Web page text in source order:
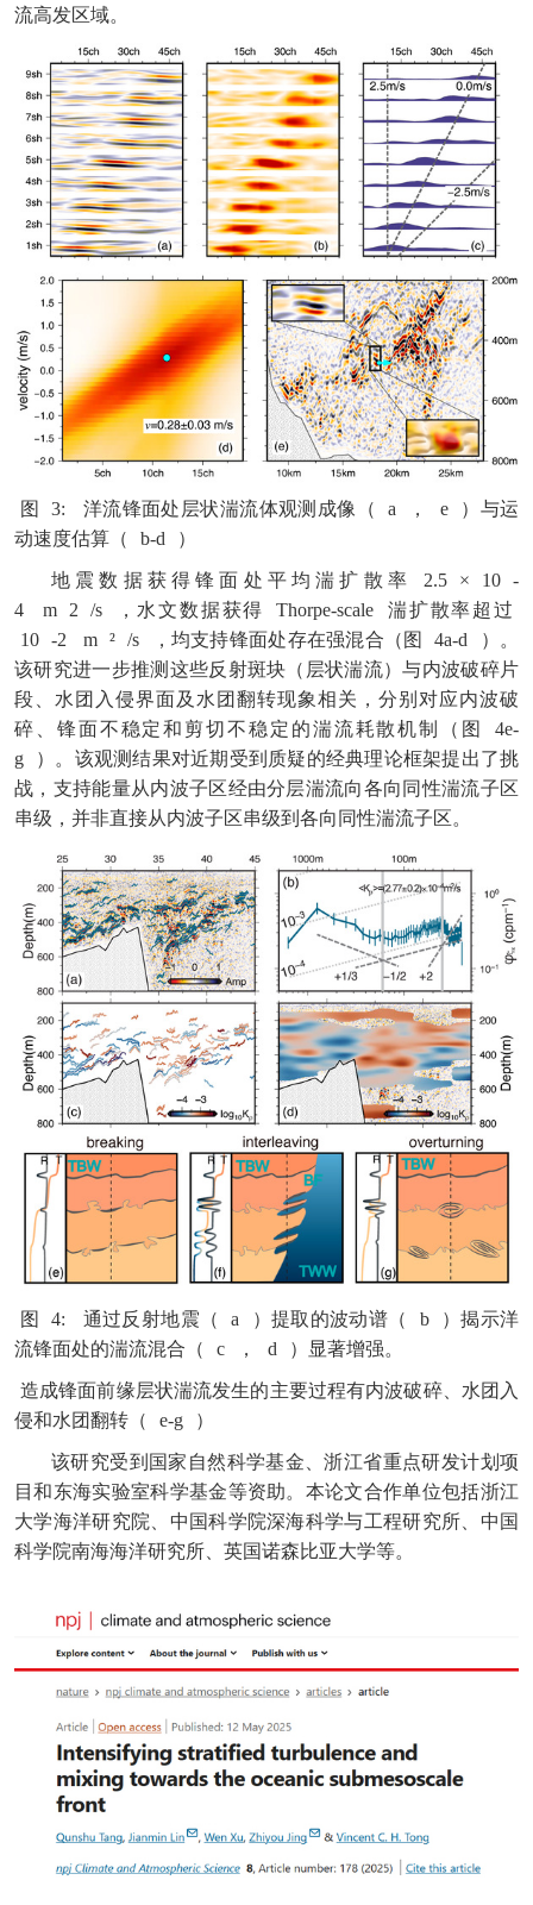
流高发区域。
图 3: 洋流锋面处层状湍流体观测成像（ a ， e
）与运
动速度估算（
b-d ）
地震数据获得锋面处平均湍扩散率 2.5 × 10 -
4
m 2 /s ，水文数据获得 Thorpe-scale
湍扩散率超过
10 -2 m ² /s ，均支持锋面处存在强混合（图 4a-d
）。
该研究进一步推测这些反射斑块（层状湍流）与内波破碎片
段、水团入侵界面及水团翻转现象相关，分别对应内波破
碎、锋面不稳定和剪切不稳定的湍流耗散机制（图
4e-
g
）。该观测结果对近期受到质疑的经典理论框架提出了挑
战，支持能量从内波子区经由分层湍流向各向同性湍流子区
串级，并非直接从内波子区串级到各向同性湍流子区。
图 4: 通过反射地震（ a ）提取的波动谱（ b
）揭示洋
流锋面处的湍流混合（
c ， d ）显著增强。
造成锋面前缘层状湍流发生的主要过程有内波破碎、水团入
侵和水团翻转（
e-g ）
该研究受到国家自然科学基金、浙江省重点研发计划项
目和东海实验室科学基金等资助。本论文合作单位包括浙江
大学海洋研究院、中国科学院深海科学与工程研究所、中国
科学院南海海洋研究所、英国诺森比亚大学等。